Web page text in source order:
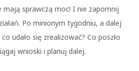
mają sprawczą moc! I nie zapomnij
Po minionym tygodniu, a dalej
udało się zrealizować? Co poszło
wnioski i planuj dalej.